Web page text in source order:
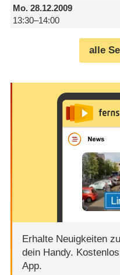
Mo.28.12.2009
13:30–14:00
alle
Erhalte Neuigkeiten zu
dein Handy.
App.